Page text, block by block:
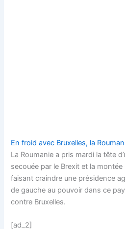
En froid avec Bruxelles, la
La Roumanie a pris mardi la tête
secouée par le Brexit et la
faisant craindre une présidence
de gauche au pouvoir dans ce
contre Bruxelles.
[ad_2]